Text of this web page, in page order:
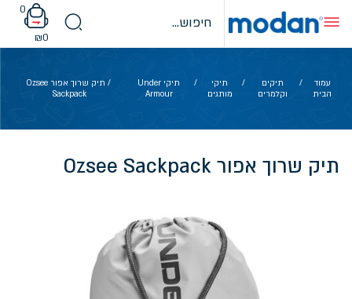
content
0
₪0
עמוד
הבית
/
תיקים
וקלמרים
/
תיקי
מותגים
/
תיקי Under
Armour
/ תיק שרוך אפור Ozsee
Sackpack
תיק שרוך אפור Ozsee Sackpack